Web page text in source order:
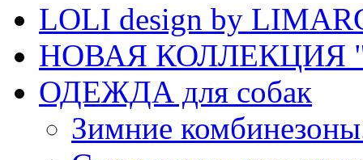
LOLI design by
НОВАЯ КОЛЛЕКЦИЯ
ОДЕЖДА для собак
Зимние